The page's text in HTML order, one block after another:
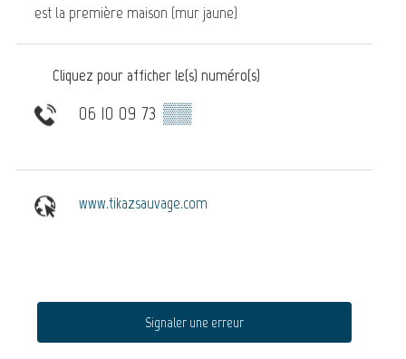
est la première maison (mur jaune)
Cliquez pour afficher le(s) numéro(s)
06 10 09 73 ▒▒
www.tikazsauvage.com
Signaler une erreur